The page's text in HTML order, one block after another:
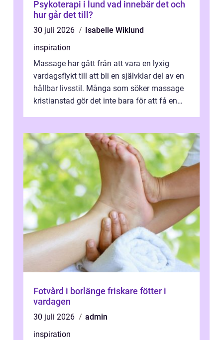
Psykoterapi i lund vad innebär det och
hur går det till?
30 juli 2026
Isabelle Wiklund
inspiration
Massage har gått från att vara en lyxig
vardagsflykt till att bli en självklar del av en
hållbar livsstil. Många som söker massage
kristianstad gör det inte bara för att få en
Fotvård i borlänge friskare fötter i
vardagen
30 juli 2026
admin
inspiration